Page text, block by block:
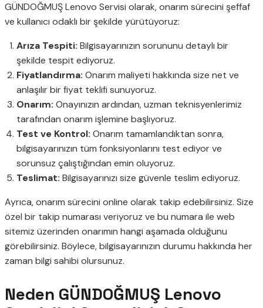
GÜNDOĞMUŞ Lenovo Servisi olarak, onarım sürecini şeffaf
ve kullanıcı odaklı bir şekilde yürütüyoruz:
Arıza Tespiti: Bilgisayarınızın sorununu detaylı bir
şekilde tespit ediyoruz.
Fiyatlandırma: Onarım maliyeti hakkında size net ve
anlaşılır bir fiyat teklifi sunuyoruz.
Onarım: Onayınızın ardından, uzman teknisyenlerimiz
tarafından onarım işlemine başlıyoruz.
Test ve Kontrol: Onarım tamamlandıktan sonra,
bilgisayarınızın tüm fonksiyonlarını test ediyor ve
sorunsuz çalıştığından emin oluyoruz.
Teslimat: Bilgisayarınızı size güvenle teslim ediyoruz.
Ayrıca, onarım sürecini online olarak takip edebilirsiniz. Size
özel bir takip numarası veriyoruz ve bu numara ile web
sitemiz üzerinden onarımın hangi aşamada olduğunu
görebilirsiniz. Böylece, bilgisayarınızın durumu hakkında her
zaman bilgi sahibi olursunuz.
Neden GÜNDOĞMUŞ Lenovo